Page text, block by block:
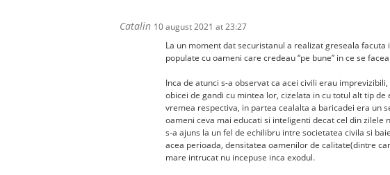
Catalin 10 august 2021 at 23:27
La un moment dat securistanul a realizat greseala
populate cu oameni care credeau “pe bune” in ce se
Inca de atunci s-a observat ca acei civili erau
obicei de gandi cu mintea lor, cizelata in cu totul alt tip
vremea respectiva, in partea cealalta a baricadei era un
oameni ceva mai educati si inteligenti decat cel din
s-a ajuns la un fel de echilibru intre societatea civila si
acea perioada, densitatea oamenilor de calitate(dintre
mare intrucat nu incepuse inca exodul.